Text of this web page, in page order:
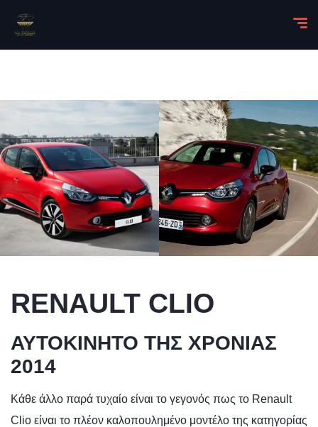
RENAULT CLIO
ΑΥΤΟΚΙΝΗΤΟ TΗΣ ΧΡΟΝΙΑΣ
2014
Κάθε άλλο παρά τυχαίο είναι το γεγονός πως το Renault
Clio είναι το πλέον καλοπουλημένο μοντέλο της κατηγορίας